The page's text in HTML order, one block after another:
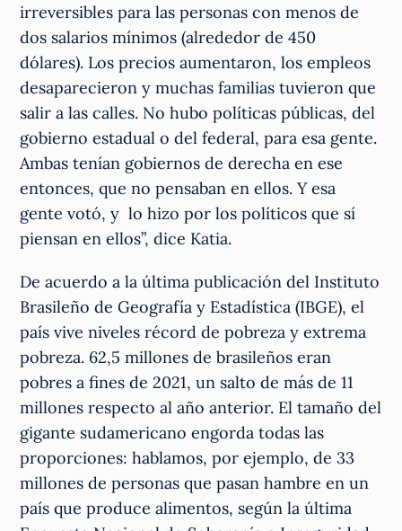
irreversibles para las personas con menos de
dos salarios mínimos (alrededor de 450
dólares). Los precios aumentaron, los empleos
desaparecieron y muchas familias tuvieron que
salir a las calles. No hubo políticas públicas, del
gobierno estadual o del federal, para esa gente.
Ambas tenían gobiernos de derecha en ese
entonces, que no pensaban en ellos. Y esa
gente votó, y lo hizo por los políticos que sí
piensan en ellos”, dice Katia.
De acuerdo a la última publicación del Instituto
Brasileño de Geografía y Estadística (IBGE), el
país vive niveles récord de pobreza y extrema
pobreza. 62,5 millones de brasileños eran
pobres a fines de 2021, un salto de más de 11
millones respecto al año anterior. El tamaño del
gigante sudamericano engorda todas las
proporciones: hablamos, por ejemplo, de 33
millones de personas que pasan hambre en un
país que produce alimentos, según la última